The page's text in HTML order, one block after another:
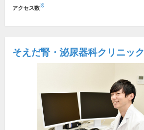
アクセス数※
そえだ腎・泌尿器科クリニック